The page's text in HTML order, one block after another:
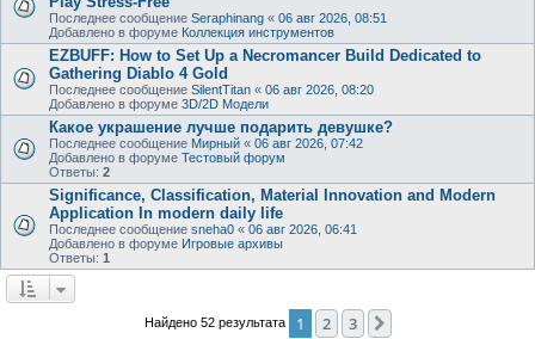
Последнее сообщение Seraphinang « 06 авг 2026, 08:51
Добавлено в форуме Коллекция инструментов
EZBUFF: How to Set Up a Necromancer Build Dedicated to
Gathering Diablo 4 Gold
Последнее сообщение SilentTitan « 06 авг 2026, 08:20
Добавлено в форуме 3D/2D Модели
Какое украшение лучше подарить девушке?
Последнее сообщение Мирный « 06 авг 2026, 07:42
Добавлено в форуме Тестовый форум
Ответы: 2
Significance, Classification, Material Innovation and Modern
Application In modern daily life
Последнее сообщение sneha0 « 06 авг 2026, 06:41
Добавлено в форуме Игровые архивы
Ответы: 1
Найдено 52 результата 1 2 3